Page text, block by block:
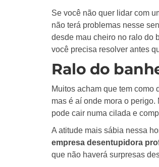
Se você não quer lidar com
não terá problemas nesse
desde mau cheiro no ralo do
você precisa resolver antes
Ralo do
Muitos acham que tem como
mas é aí onde mora o
pode cair numa cilada e
A atitude mais sábia nessa
empresa desentupidora
que não haverá surpresas